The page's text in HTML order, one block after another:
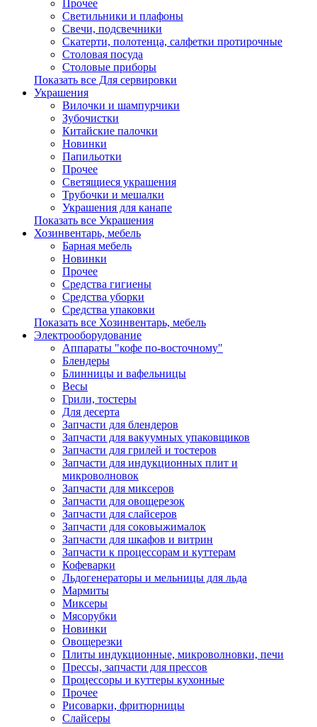
Прочее
Светильники и плафоны
Свечи, подсвечники
Скатерти, полотенца, салфетки протирочные
Столовая посуда
Столовые приборы
Показать все Для сервировки
Украшения
Вилочки и шампурчики
Зубочистки
Китайские палочки
Новинки
Папильотки
Прочее
Светящиеся украшения
Трубочки и мешалки
Украшения для канапе
Показать все Украшения
Хозинвентарь, мебель
Барная мебель
Новинки
Прочее
Средства гигиены
Средства уборки
Средства упаковки
Показать все Хозинвентарь, мебель
Электрооборудование
Аппараты "кофе по-восточному"
Блендеры
Блинницы и вафельницы
Весы
Грили, тостеры
Для десерта
Запчасти для блендеров
Запчасти для вакуумных упаковщиков
Запчасти для грилей и тостеров
Запчасти для индукционных плит и
микроволновок
Запчасти для миксеров
Запчасти для овощерезок
Запчасти для слайсеров
Запчасти для соковыжималок
Запчасти для шкафов и витрин
Запчасти к процессорам и куттерам
Кофеварки
Льдогенераторы и мельницы для льда
Мармиты
Миксеры
Мясорубки
Новинки
Овощерезки
Плиты индукционные, микроволновки, печи
Прессы, запчасти для прессов
Процессоры и куттеры кухонные
Прочее
Рисоварки, фритюрницы
Слайсеры